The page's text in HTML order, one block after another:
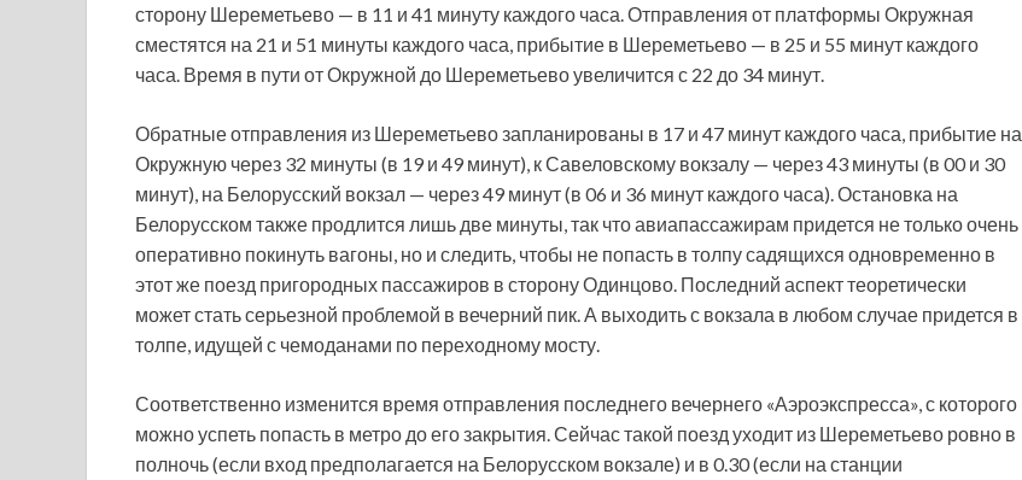
сторону Шереметьево — в 11 и 41 минуту каждого часа. Отправления от платформы Окружная
сместятся на 21 и 51 минуты каждого часа, прибытие в Шереметьево — в 25 и 55 минут каждого
часа. Время в пути от Окружной до Шереметьево увеличится с 22 до 34 минут.
Обратные отправления из Шереметьево запланированы в 17 и 47 минут каждого часа, прибытие на
Окружную через 32 минуты (в 19 и 49 минут), к Савеловскому вокзалу — через 43 минуты (в 00 и 30
минут), на Белорусский вокзал — через 49 минут (в 06 и 36 минут каждого часа). Остановка на
Белорусском также продлится лишь две минуты, так что авиапассажирам придется не только очень
оперативно покинуть вагоны, но и следить, чтобы не попасть в толпу садящихся одновременно в
этот же поезд пригородных пассажиров в сторону Одинцово. Последний аспект теоретически
может стать серьезной проблемой в вечерний пик. А выходить с вокзала в любом случае придется в
толпе, идущей с чемоданами по переходному мосту.
Соответственно изменится время отправления последнего вечернего «Аэроэкспресса», с которого
можно успеть попасть в метро до его закрытия. Сейчас такой поезд уходит из Шереметьево ровно в
полночь (если вход предполагается на Белорусском вокзале) и в 0.30 (если на станции